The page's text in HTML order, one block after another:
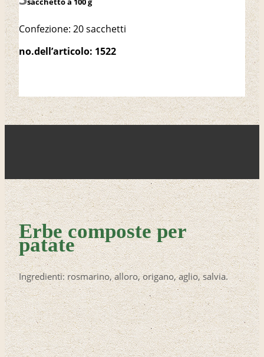
Confezione: 20 sacchetti
no.dell’articolo: 1522
Erbe composte per
patate
Ingredienti: rosmarino, alloro, origano, aglio, salvia.